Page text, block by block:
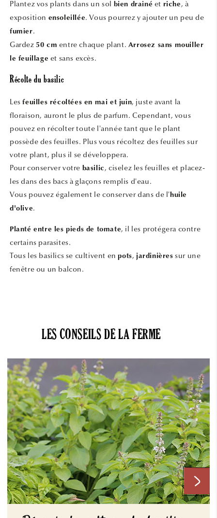
Plantez vos plants dans un sol bien drainé et riche , à
exposition ensoleillée. Vous pourrez y ajouter un peu de
fumier.
Gardez50 cm entre chaque plant. Arrosez sans mouiller
le feuillage et sans excès.
Récolte du basilic
Lesfeuilles récoltées en mai et juin, juste avant la
floraison, auront le plus de parfum. Cependant, vous
pouvez en récolter toute l'année tant que le plant
possède des feuilles. Plus vous récoltez des feuilles sur
votre plant, plus il se développera.
Pour conserver votre basilic , ciselez les feuilles et placez-
les dans des bacs à glaçons remplis d'eau.
Vous pouvez également le conserver dans de l'huile
d'olive.
Planté entre les pieds de tomate, il les protégera contre
certains parasites.
Tous les basilics se cultivent enpots, jardinières sur une
fenêtre ou un balcon.
LES CONSEILS DE LA FERME